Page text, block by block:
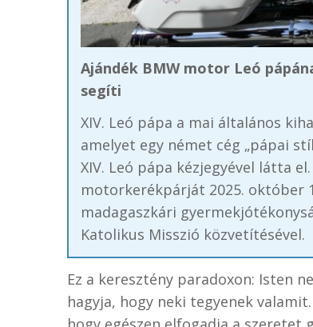
Ajándék BMW motor Leó
segíti
XIV. Leó pápa a mai általános
amelyet egy német cég „pápai
XIV. Leó pápa kézjegyével látta
motorkerékpárját 2025. október
madagaszkári
Katolikus Misszió közvetítésével.
Ez a keresztény paradoxon: Isten
hagyja, hogy neki tegyenek